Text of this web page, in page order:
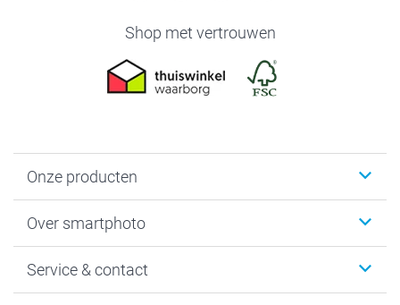
Shop met vertrouwen
Onze producten
Fotoboeken
Fotocadeaus
Over smartphoto
Vacatures
Service & contact